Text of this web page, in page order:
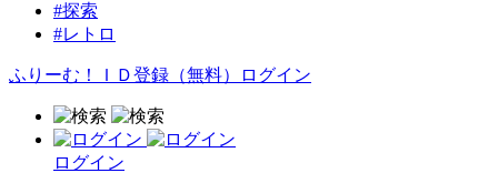
#探索
#レトロ
ふりーむ！ＩＤ登録（無料） ログイン
ログイン